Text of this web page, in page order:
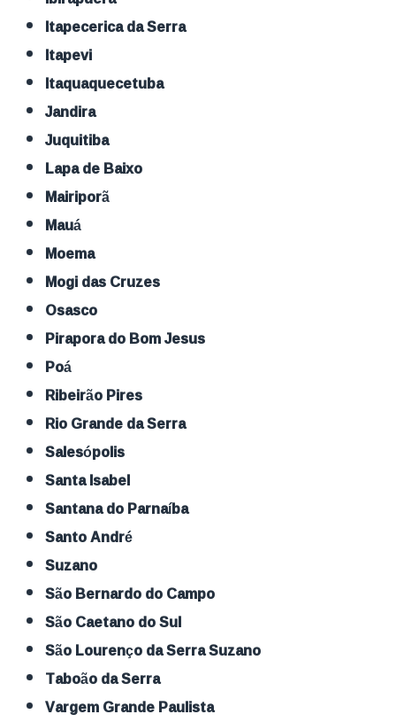
Itapecerica da Serra
Itapevi
Itaquaquecetuba
Jandira
Juquitiba
Lapa de Baixo
Mairiporã
Mauá
Moema
Mogi das Cruzes
Osasco
Pirapora do Bom Jesus
Poá
Ribeirão Pires
Rio Grande da Serra
Salesópolis
Santa Isabel
Santana do Parnaíba
Santo André
Suzano
São Bernardo do Campo
São Caetano do Sul
São Lourenço da Serra Suzano
Taboão da Serra
Vargem Grande Paulista